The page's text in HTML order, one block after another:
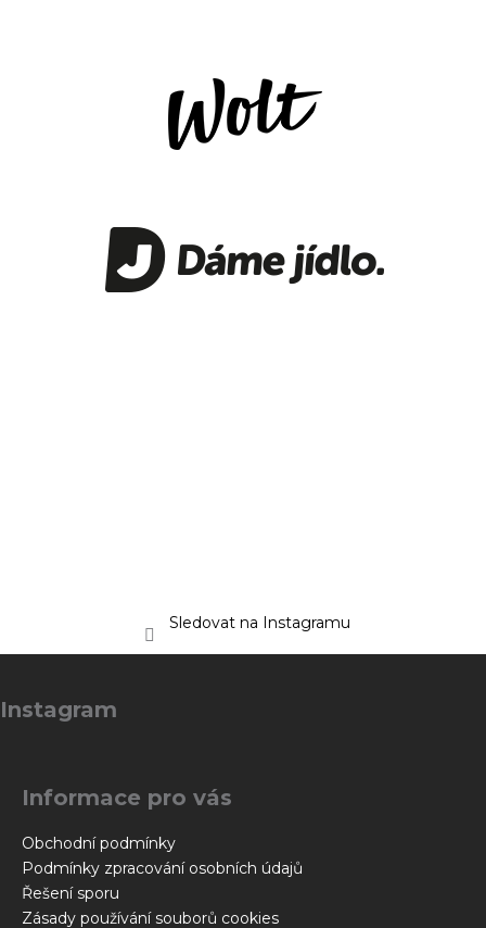
Sledovat na Instagramu
á
p
Instagram
Informace pro vás
Obchodní podmínky
Podmínky zpracování osobních údajů
Řešení sporu
Zásady používání souborů cookies